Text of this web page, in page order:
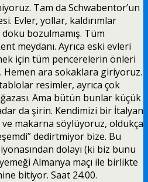
Tam da Schwabentor’un
Evler, yollar, kaldırımlar
bozulmamış. Tüm
meydanı. Ayrıca eski evleri
için tüm pencerelerin önleri
ara sokaklara giriyoruz.
resimler, ayrıca çok
Ama bütün bunlar küçük
da şirin. Kendimizi bir İtalyan
makarna söylüyoruz, oldukça
dedirtmiyor bize. Bu
dolayı (ki biz bunu
Almanya maçı ile birlikte
bitiyor. Saat 24.00.